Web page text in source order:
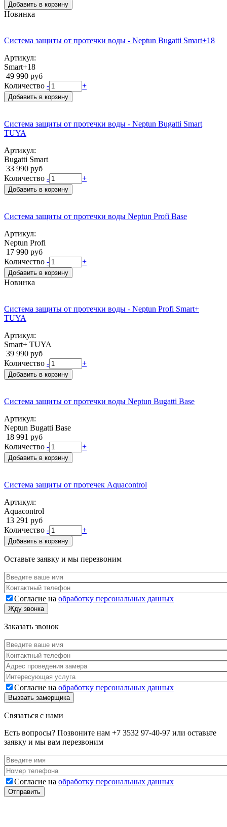
Добавить в корзину
Новинка
Система защиты от протечки воды - Neptun Bugatti Smart+18
Артикул:
Smart+18
49 990 руб
Количество - +
Добавить в корзину
Система защиты от протечки воды - Neptun Bugatti Smart
TUYA
Артикул:
Bugatti Smart
33 990 руб
Количество - +
Добавить в корзину
Система защиты от протечки воды Neptun Profi Base
Артикул:
Neptun Profi
17 990 руб
Количество - +
Добавить в корзину
Новинка
Система защиты от протечки воды - Neptun Profi Smart+
TUYA
Артикул:
Smart+ TUYA
39 990 руб
Количество - +
Добавить в корзину
Система защиты от протечки воды Neptun Bugatti Base
Артикул:
Neptun Bugatti Base
18 991 руб
Количество - +
Добавить в корзину
Система защиты от протечек Aquacontrol
Артикул:
Aquacontrol
13 291 руб
Количество - +
Добавить в корзину
Оставьте заявку и мы перезвоним
Ваше имя*
Телефон*
Согласие на обработку персональных данных
Согласие*
Жду звонка
Заказать звонок
Ваше имя*
Телефон*
Адрес*
Услуга
Согласие на обработку персональных данных
Согласие*
Вызвать замерщика
Связаться с нами
Есть вопросы? Позвоните нам +7 3532 97-40-97 или оставьте
заявку и мы вам перезвоним
Ваше имя*
Номер телефона*
Согласие на обработку персональных данных
Согласие*
Отправить